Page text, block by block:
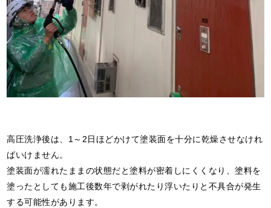
高圧洗浄後は、1～2日ほどかけて塗装面を十分に乾燥させなけれ
ばいけません。
塗装面が濡れたままの状態だと塗料が密着しにくくなり、塗料を
塗ったとしても施工後数年で剥がれたり浮いたりと不具合が発生
する可能性があります。